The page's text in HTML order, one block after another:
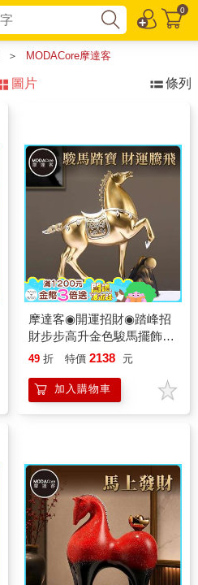
0
＞ MODACore摩達客
圖片 條列
摩達客◉開運招財◉踏峰招
財步步高升金色駿馬擺飾_
客廳玄關臥室好風水好運勢
49 折 特價 2138 元
加入購物車